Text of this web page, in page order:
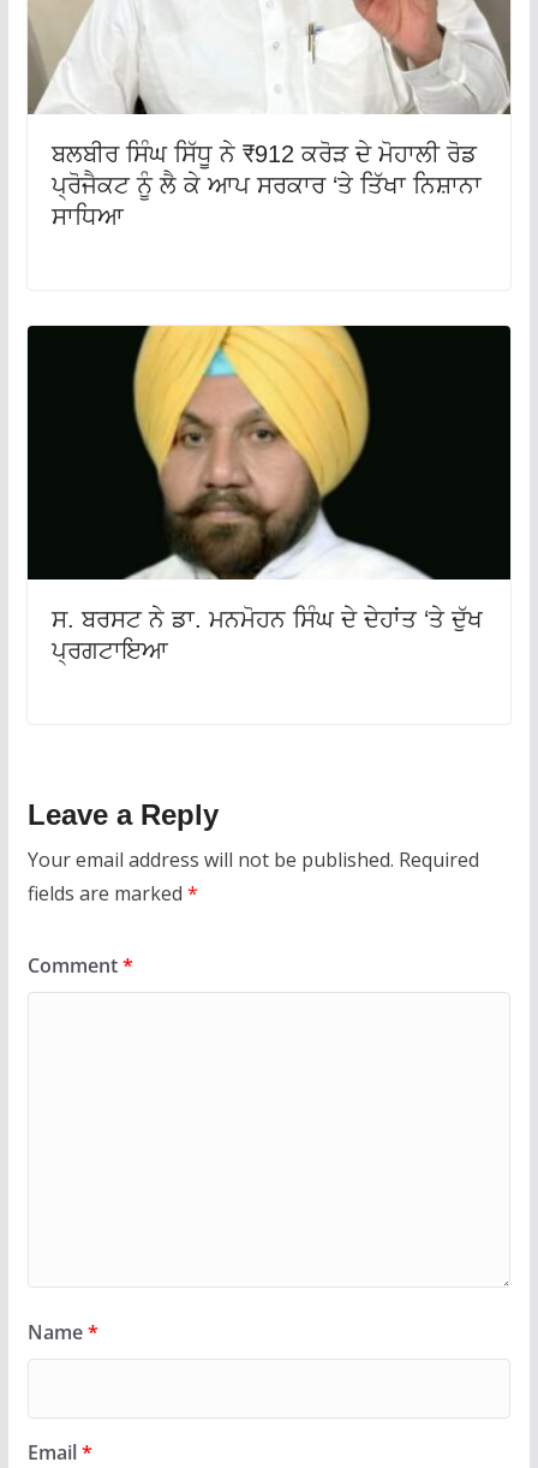
ਬਲਬੀਰ ਸਿੰਘ ਸਿੱਧੂ ਨੇ ₹912 ਕਰੋੜ ਦੇ ਮੋਹਾਲੀ ਰੋਡ
ਪ੍ਰੋਜੈਕਟ ਨੂੰ ਲੈ ਕੇ ਆਪ ਸਰਕਾਰ ‘ਤੇ ਤਿੱਖਾ ਨਿਸ਼ਾਨਾ
ਸਾਧਿਆ
ਸ. ਬਰਸਟ ਨੇ ਡਾ. ਮਨਮੋਹਨ ਸਿੰਘ ਦੇ ਦੇਹਾਂਤ ‘ਤੇ ਦੁੱਖ
ਪ੍ਰਗਟਾਇਆ
Leave a Reply
Your email address will not be published. Required
fields are marked *
Comment*
Name*
Email*